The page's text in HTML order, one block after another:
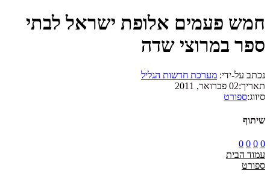
חמש פעמים אלופת ישראל לבתי
ספר במרוצי שדה
נכתב על-ידי: מערכת חדשות הגליל
תאריך:02 פברואר, 2011
סיווג:ספורט
שיתוף
0
0
0
0
עמוד הבית
ספורט